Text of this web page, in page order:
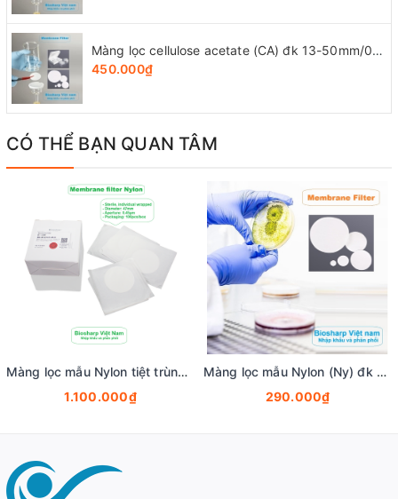
Màng lọc cellulose acetate (CA) đk 13-50mm/0.45µm, 4x25 chiếc/hộp, hãng Biosharp
450.000₫
CÓ THỂ BẠN QUAN TÂM
Màng lọc mẫu Nylon tiệt trùng (Ny) đk 47mm/0.22µm-0.45µm, 4x25 chiếc/hộp, hãng Biosharp
1.100.000₫
Màng lọc mẫu Nylon (Ny) đk 13-50mm/0.22µm-0.45µm, 4x25 chiếc/hộp, hãng Biosharp
290.000₫